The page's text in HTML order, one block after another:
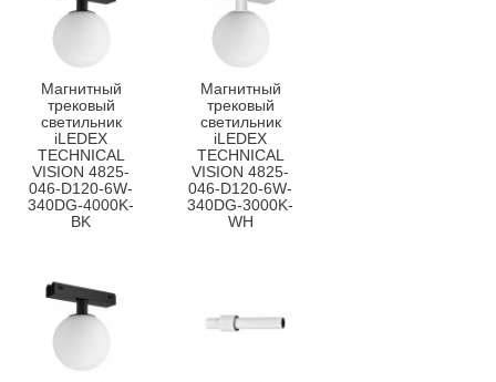
Магнитный
трековый
светильник
iLEDEX
TECHNICAL
VISION 4825-
046-D120-6W-
340DG-4000K-
BK
Магнитный
трековый
светильник
iLEDEX
TECHNICAL
VISION 4825-
046-D120-6W-
340DG-3000K-
WH